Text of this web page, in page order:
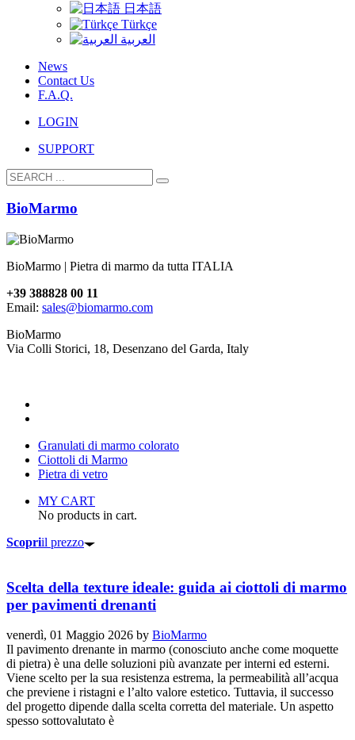
日本語
Türkçe
العربية
News
Contact Us
F.A.Q.
LOGIN
SUPPORT
BioMarmo
BioMarmo | Pietra di marmo da tutta ITALIA
+39 388828 00 11
Email: sales@biomarmo.com
BioMarmo
Via Colli Storici, 18, Desenzano del Garda, Italy
Granulati di marmo colorato
Ciottoli di Marmo
Pietra di vetro
MY CART
No products in cart.
Scopriil prezzo
Scelta della texture ideale: guida ai ciottoli di marmo
per pavimenti drenanti
venerdì, 01 Maggio 2026 by BioMarmo
Il pavimento drenante in marmo (conosciuto anche come moquette
di pietra) è una delle soluzioni più avanzate per interni ed esterni.
Viene scelto per la sua resistenza estrema, la permeabilità all’acqua
che previene i ristagni e l’alto valore estetico. Tuttavia, il successo
del progetto dipende dalla scelta corretta del materiale. Un aspetto
spesso sottovalutato è